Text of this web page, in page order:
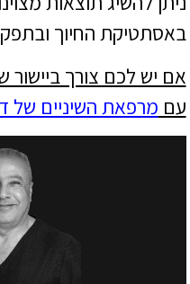
באסתטיקת החיוך
אם יש לכם צורך ביישור
עם מרפאת השיניים של